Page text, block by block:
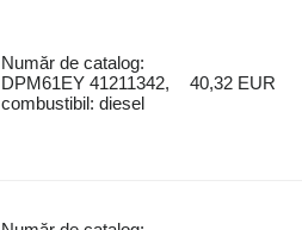
Număr de catalog:
DPM61EY 41211342,
combustibil: diesel
40,32 EUR